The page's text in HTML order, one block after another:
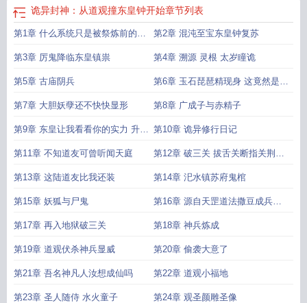
诡异封神：从道观撞东皇钟开始章节列表
第1章 什么系统只是被祭炼前的幻
觉罢了
第2章 混沌至宝东皇钟复苏
第3章 厉鬼降临东皇镇祟 第4章 溯源 灵根 太岁瞳诡
第5章 古庙阴兵 第6章 玉石琵琶精现身 这竟然是洪
荒封神世界
第7章 大胆妖孽还不快快显形 第8章 广成子与赤精子
第9章 东皇让我看看你的实力 升级
两大神通
第10章 诡异修行日记
第11章 不知道友可曾听闻天庭 第12章 破三关 拔舌关断指关荆棘
关
第13章 这陆道友比我还装 第14章 汜水镇苏府鬼棺
第15章 妖狐与尸鬼 第16章 源自天罡道法撒豆成兵的
六甲神术到手
第17章 再入地狱破三关 第18章 神兵炼成
第19章 道观伏杀神兵显威 第20章 偷袭大意了
第21章 吾名神凡人汝想成仙吗 第22章 道观小福地
第23章 圣人随侍 水火童子 第24章 观圣颜雕圣像